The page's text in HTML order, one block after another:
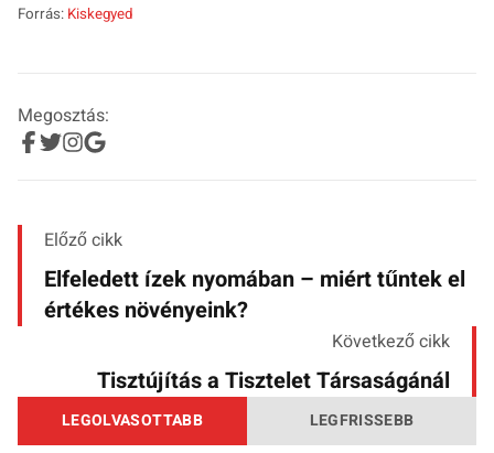
Forrás: Kiskegyed
Megosztás:
Előző cikk
Elfeledett ízek nyomában – miért tűntek el
értékes növényeink?
Következő cikk
Tisztújítás a Tisztelet Társaságánál
LEGOLVASOTTABB LEGFRISSEBB